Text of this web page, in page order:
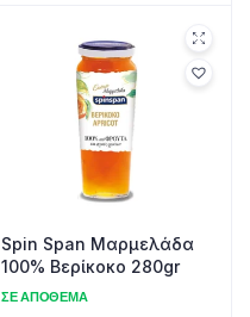
13.90 €.
Spin Span Μαρμελάδα
100% Βερίκοκο 280gr
ΣΕ ΑΠΌΘΕΜΑ